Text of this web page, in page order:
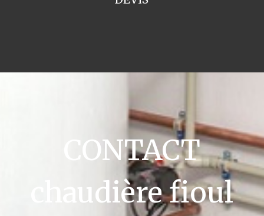
CONTACT
chaudière fioul